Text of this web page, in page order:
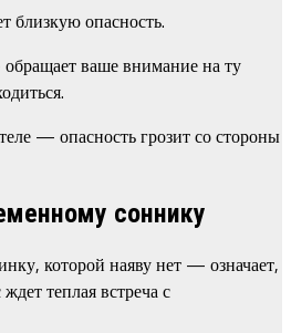
близкую опасность.
ваше внимание на ту
— опасность грозит со стороны
соннику
которой наяву нет — означает,
теплая встреча с